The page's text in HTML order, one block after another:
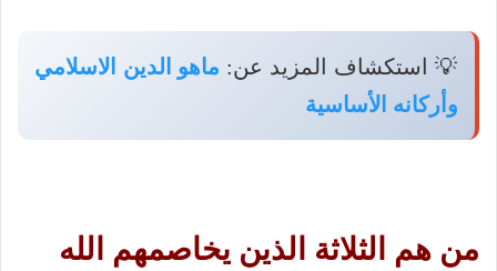
💡 استكشاف المزيد عن: ماهو الدين الاسلامي
وأركانه الأساسية
من هم الثلاثة الذين يخاصمهم الله